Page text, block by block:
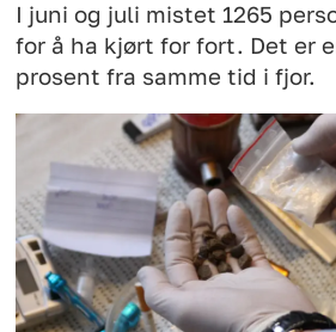
I juni og juli mistet 1265
for å ha kjørt for fort. Det er
prosent fra samme tid i fjor.